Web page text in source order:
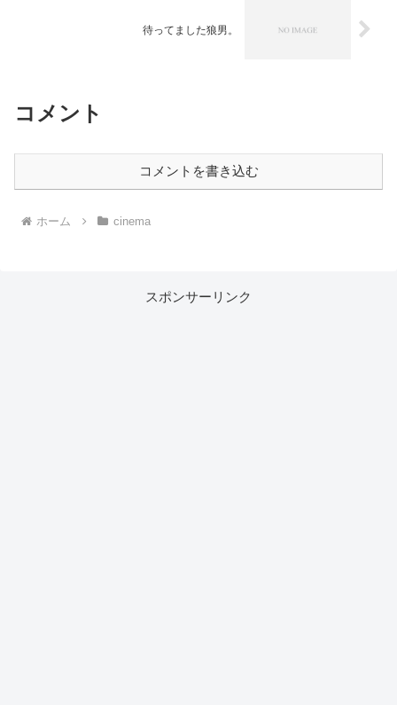
待ってました狼男。
コメント
コメントを書き込む
ホーム cinema
スポンサーリンク